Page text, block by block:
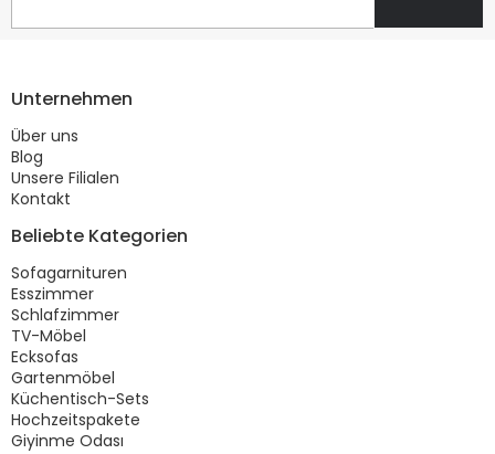
Unternehmen
Über uns
Blog
Unsere Filialen
Kontakt
Beliebte Kategorien
Sofagarnituren
Esszimmer
Schlafzimmer
TV-Möbel
Ecksofas
Gartenmöbel
Küchentisch-Sets
Hochzeitspakete
Giyinme Odası